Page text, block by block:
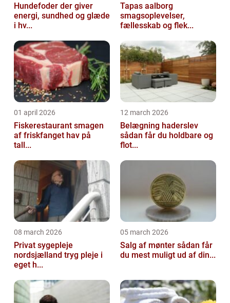
Hundefoder der giver
energi, sundhed og glæde
i hv...
Tapas aalborg
smagsoplevelser,
fællesskab og flek...
01 april 2026
Fiskerestaurant smagen
af friskfanget hav på
tall...
12 march 2026
Belægning haderslev
sådan får du holdbare og
flot...
08 march 2026
Privat sygepleje
nordsjælland tryg pleje i
eget h...
05 march 2026
Salg af mønter sådan får
du mest muligt ud af din...